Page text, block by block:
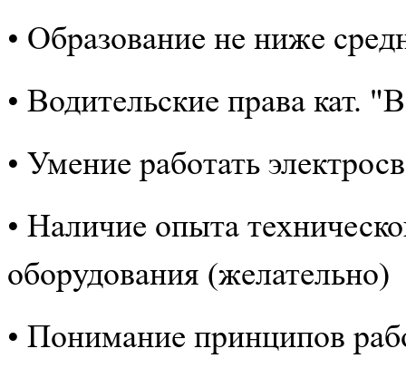
• Образование не ниже
• Водительские права кат.
• Умение работать
• Наличие опыта
оборудования (желательно)
• Понимание принципов